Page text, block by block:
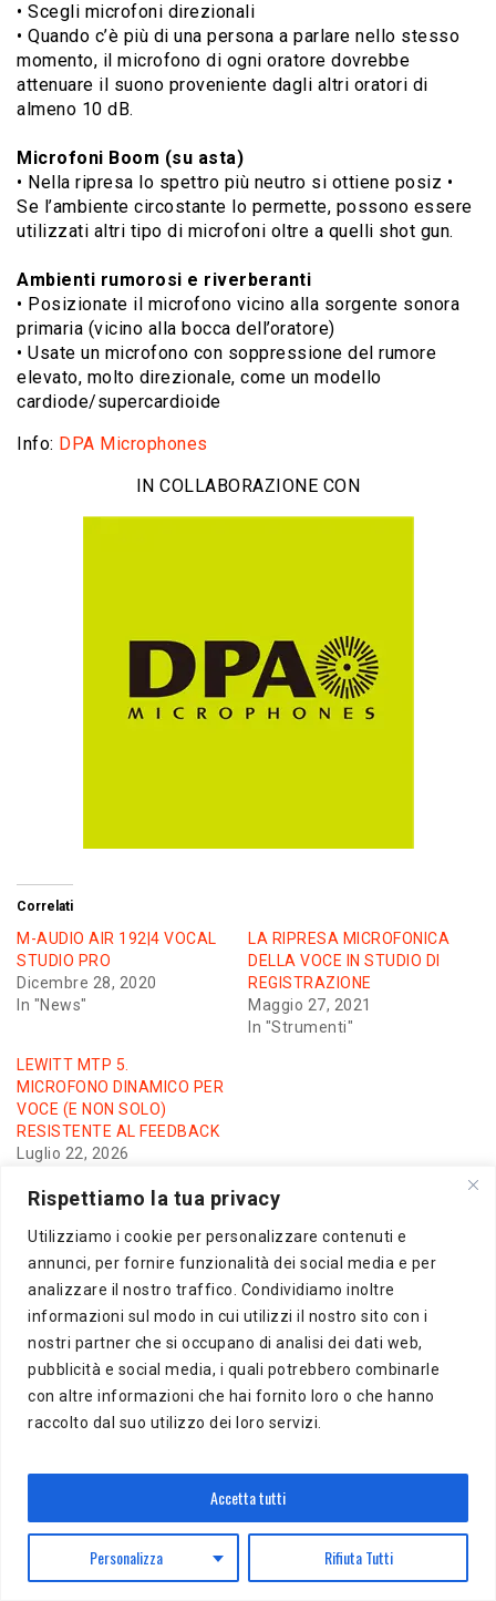
Rispettiamo la tua privacy
Utilizziamo i cookie per personalizzare contenuti e
annunci, per fornire funzionalità dei social media e per
analizzare il nostro traffico. Condividiamo inoltre
informazioni sul modo in cui utilizzi il nostro sito con i
nostri partner che si occupano di analisi dei dati web,
pubblicità e social media, i quali potrebbero combinarle
con altre informazioni che hai fornito loro o che hanno
raccolto dal suo utilizzo dei loro servizi.
Personalizza Rifiuta Tutti
Accetta tutti
• Scegli microfoni direzionali
• Quando c’è più di una persona a parlare nello stesso
momento, il microfono di ogni oratore dovrebbe
attenuare il suono proveniente dagli altri oratori di
almeno 10 dB.
Microfoni Boom (su asta)
• Nella ripresa lo spettro più neutro si ottiene posiz •
Se l’ambiente circostante lo permette, possono essere
utilizzati altri tipo di microfoni oltre a quelli shot gun.
Ambienti rumorosi e riverberanti
• Posizionate il microfono vicino alla sorgente sonora
primaria (vicino alla bocca dell’oratore)
• Usate un microfono con soppressione del rumore
elevato, molto direzionale, come un modello
cardiode/supercardioide
Info: DPA Microphones
IN COLLABORAZIONE CON
Correlati
M-AUDIO AIR 192|4 VOCAL
STUDIO PRO
Dicembre 28, 2020
In "News"
LA RIPRESA MICROFONICA
DELLA VOCE IN STUDIO DI
REGISTRAZIONE
Maggio 27, 2021
In "Strumenti"
LEWITT MTP 5.
MICROFONO DINAMICO PER
VOCE (E NON SOLO)
RESISTENTE AL FEEDBACK
Luglio 22, 2026
Lascia un commento
Il tuo indirizzo email non sarà pubblicato.
I campi obbligatori
Commento